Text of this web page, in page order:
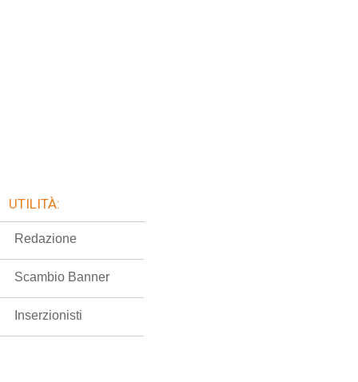
UTILITÀ:
Redazione
Scambio Banner
Inserzionisti